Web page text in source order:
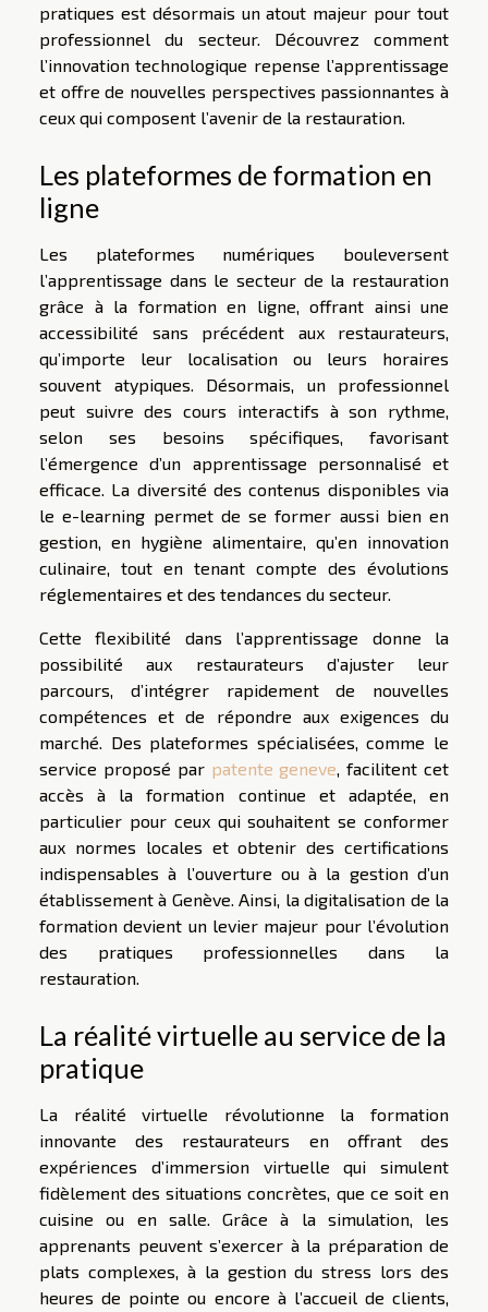
pratiques est désormais un atout majeur pour tout
professionnel du secteur. Découvrez comment
l’innovation technologique repense l’apprentissage
et offre de nouvelles perspectives passionnantes à
ceux qui composent l’avenir de la restauration.
Les plateformes de formation en
ligne
Les plateformes numériques bouleversent
l’apprentissage dans le secteur de la restauration
grâce à la formation en ligne, offrant ainsi une
accessibilité sans précédent aux restaurateurs,
qu’importe leur localisation ou leurs horaires
souvent atypiques. Désormais, un professionnel
peut suivre des cours interactifs à son rythme,
selon ses besoins spécifiques, favorisant
l’émergence d’un apprentissage personnalisé et
efficace. La diversité des contenus disponibles via
le e-learning permet de se former aussi bien en
gestion, en hygiène alimentaire, qu’en innovation
culinaire, tout en tenant compte des évolutions
réglementaires et des tendances du secteur.
Cette flexibilité dans l’apprentissage donne la
possibilité aux restaurateurs d’ajuster leur
parcours, d’intégrer rapidement de nouvelles
compétences et de répondre aux exigences du
marché. Des plateformes spécialisées, comme le
service proposé par patente geneve, facilitent cet
accès à la formation continue et adaptée, en
particulier pour ceux qui souhaitent se conformer
aux normes locales et obtenir des certifications
indispensables à l’ouverture ou à la gestion d’un
établissement à Genève. Ainsi, la digitalisation de la
formation devient un levier majeur pour l’évolution
des pratiques professionnelles dans la
restauration.
La réalité virtuelle au service de la
pratique
La réalité virtuelle révolutionne la formation
innovante des restaurateurs en offrant des
expériences d’immersion virtuelle qui simulent
fidèlement des situations concrètes, que ce soit en
cuisine ou en salle. Grâce à la simulation, les
apprenants peuvent s’exercer à la préparation de
plats complexes, à la gestion du stress lors des
heures de pointe ou encore à l’accueil de clients,